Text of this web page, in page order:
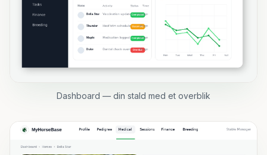
Dashboard — din stald med et overblik